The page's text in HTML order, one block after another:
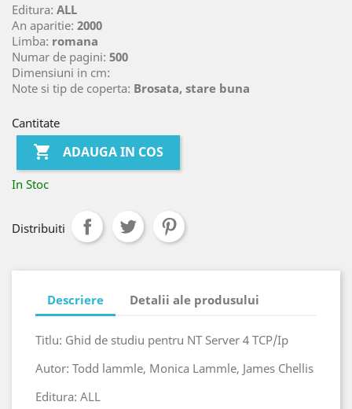
Editura: ALL
An aparitie: 2000
Limba: romana
Numar de pagini: 500
Dimensiuni in cm:
Note si tip de coperta: Brosata, stare buna
Cantitate
 ADAUGA IN COS
In Stoc
Distribuiti
Descriere Detalii ale produsului
Titlu: Ghid de studiu pentru NT Server 4 TCP/Ip
Autor: Todd lammle, Monica Lammle, James Chellis
Editura: ALL